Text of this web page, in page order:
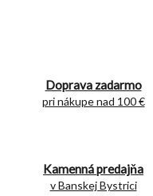
Doprava zadarmo
pri nákupe nad 100 €
Kamenná predajňa
v Banskej Bystrici